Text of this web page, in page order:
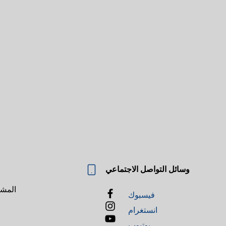
وسائل التواصل الاجتماعي
فيسبوك
انستغرام